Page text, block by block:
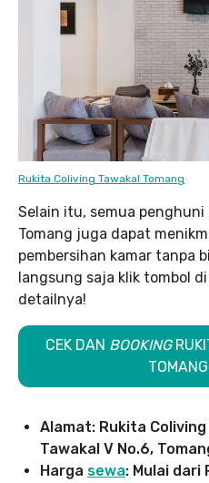
Rukita Coliving Tawakal Tomang
Selain itu, semua penghuni
Tomang juga dapat
pembersihan kamar tanpa
langsung saja klik tombol
detailnya!
CEK DAN BOOKING
Alamat: Rukita
Tawakal V No.6,
Harga sewa: Mulai dari